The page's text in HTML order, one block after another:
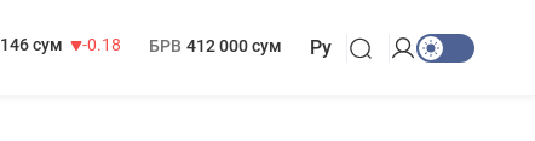
146 сум
-0.18
БРВ 412 000 сум Ру